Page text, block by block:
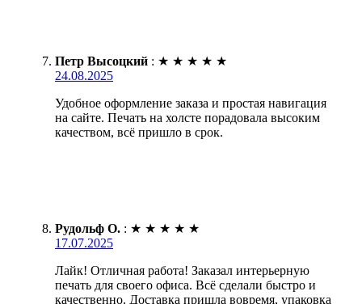
Петр Высоцкий : ★ ★ ★ ★ ★
24.08.2025
Удобное оформление заказа и простая навигация
на сайте. Печать на холсте порадовала высоким
качеством, всё пришло в срок.
Рудольф О. : ★ ★ ★ ★ ★
17.07.2025
Лайк! Отличная работа! Заказал интерьерную
печать для своего офиса. Всё сделали быстро и
качественно. Доставка пришла вовремя, упаковка